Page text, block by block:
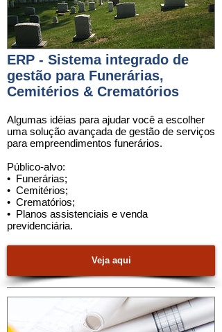
ERP - Sistema integrado de
gestão para Funerárias,
Cemitérios & Crematórios
Algumas idéias para ajudar você a escolher
uma solução avançada de gestão de serviços
para empreendimentos funerários.
Público-alvo:
• Funerárias;
• Cemitérios;
• Crematórios;
• Planos assistenciais e venda
previdenciária.
Veja aqui